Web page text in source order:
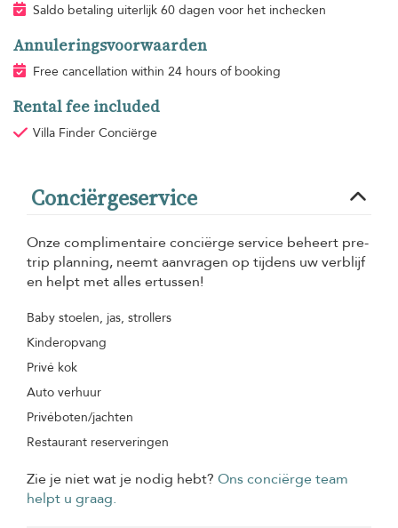
Saldo betaling uiterlijk 60 dagen voor het inchecken
Annuleringsvoorwaarden
Free cancellation within 24 hours of booking
Rental fee included
Villa Finder Conciërge
Conciërgeservice
Onze complimentaire conciërge service beheert pre-
trip planning, neemt aanvragen op tijdens uw verblijf
en helpt met alles ertussen!
Baby stoelen, jas, strollers
Kinderopvang
Privé kok
Auto verhuur
Privéboten/jachten
Restaurant reserveringen
Zie je niet wat je nodig hebt? Ons conciërge team
helpt u graag.